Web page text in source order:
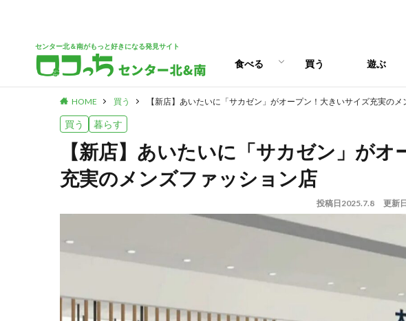
センター北＆南がもっと好きになる発見サイト
食べる
パン
スイーツ
ランチ
カフェ
買う 遊ぶ
HOME 買う 【新店】あいたいに「サカゼン」がオープン！大きいサイズ充実の
買う 暮らす
【新店】あいたいに「サカゼン」が
充実のメンズファッション店
投稿日2025.7.8 更新日